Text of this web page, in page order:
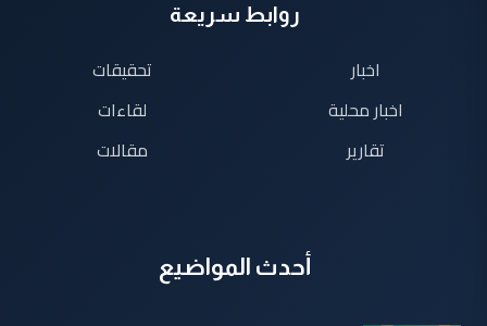
روابط سريعة
اخبار
اخبار محلية
تقارير
تحقيقات
لقاءات
مقالات
أحدث المواضيع